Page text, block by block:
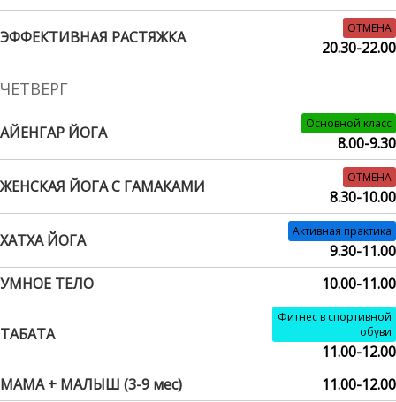
ЭФФЕКТИВНАЯ РАСТЯЖКА ОТМЕНА
20.30-22.00
ЧЕТВЕРГ
АЙЕНГАР ЙОГА Основной класс
8.00-9.30
ЖЕНСКАЯ ЙОГА С ГАМАКАМИ ОТМЕНА
8.30-10.00
ХАТХА ЙОГА Активная практика
9.30-11.00
УМНОЕ ТЕЛО
10.00-11.00
ТАБАТА
Фитнес в спортивной
обуви
11.00-12.00
МАМА + МАЛЫШ (3-9 мес)
11.00-12.00